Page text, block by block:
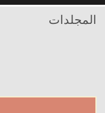
المجلدات